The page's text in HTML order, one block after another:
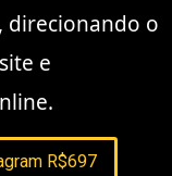
direcionando o
e
R$697